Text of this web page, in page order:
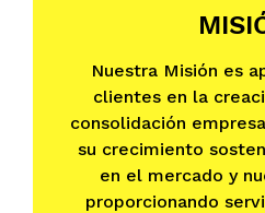
Nuestra Misión es
clientes en la
consolidación
su crecimiento
en el mercado y
proporcionando